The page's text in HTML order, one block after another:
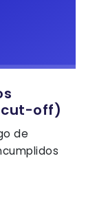
cut-off)
de